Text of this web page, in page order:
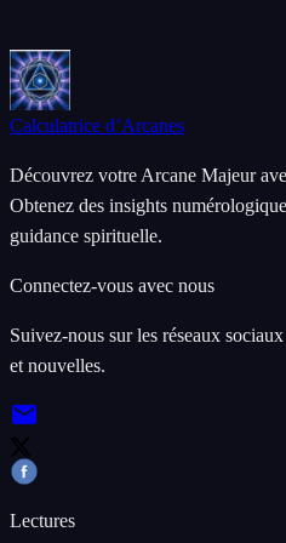
Calculatrice d’Arcanes
Découvrez votre Arcane Majeur
Obtenez des insights
guidance spirituelle.
Connectez-vous avec nous
Suivez-nous sur les réseaux
et nouvelles.
Lectures